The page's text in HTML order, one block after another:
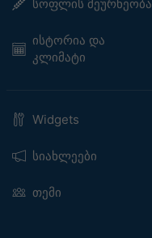
სოფლის მეურნეობა
ისტორია და
კლიმატი
Widgets
სიახლეები
თემი